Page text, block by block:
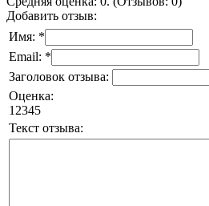
Добавить отзыв:
Имя: *
Email: *
Заголовок отзыва:
Оценка:
1 2345
Текст отзыва: